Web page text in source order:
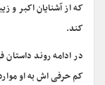
که از آشنایان اکبر و
کند.
در ادامه روند
کم حرفی اش به او